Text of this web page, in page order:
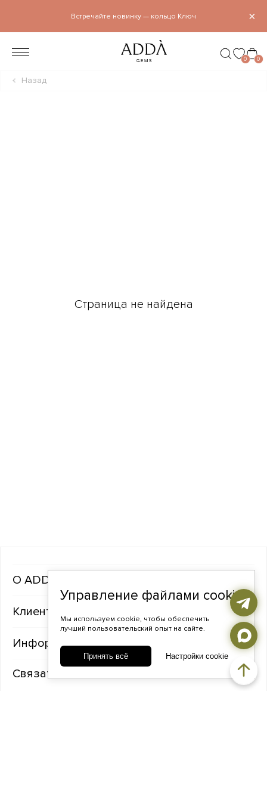
×
Встречайте новинку — кольцо Ключ
0 0
Назад
Страница не найдена
ADDA gems
Клиентам
Информация
Связаться с нами
Управление файлами cookie
Мы используем cookie, чтобы обеспечить
лучший пользовательский опыт на сайте.
Принять всё Настройки cookie